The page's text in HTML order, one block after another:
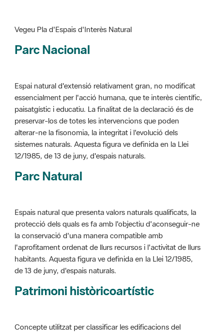
Espai natural d'extensió relativament gran, no modificat
preservar-los de totes les intervencions que poden
alterar-ne la fisonomia, la integritat i l'evolució dels
sistemes naturals. Aquesta figura ve definida en la Llei
12/1985, de 13 de juny, d'espais naturals.
Parc Natural
Espais natural que presenta valors naturals qualificats, la
l'aprofitament ordenat de llurs recursos i l'activitat de llurs
habitants. Aquesta figura ve definida en la Llei 12/1985,
de 13 de juny, d'espais naturals.
Patrimoni històricoartístic
Concepte utilitzat per classificar les edificacions del
Pla Espais Interès Natural